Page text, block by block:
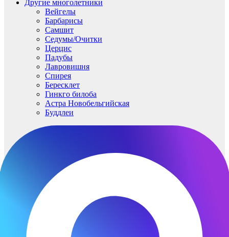
Другие многолетники
Вейгелы
Барбарисы
Самшит
Седумы/Очитки
Церцис
Падубы
Лавровишня
Спирея
Бересклет
Гинкго билоба
Астра Новобельгийская
Буддлеи